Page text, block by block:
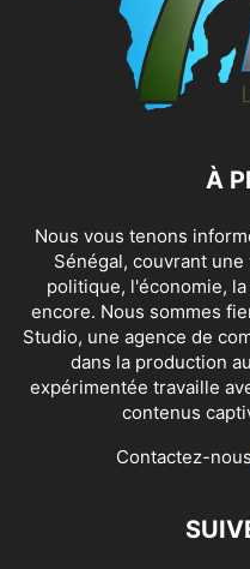
Ce sont
font tourner cette
leur salaire coûte
producteurs.
À
Nous vous tenons
Sénégal, couvrant
politique, l'économie,
encore. Nous sommes
Studio, une agence de
dans la production
expérimentée travaille
contenus
Contactez-